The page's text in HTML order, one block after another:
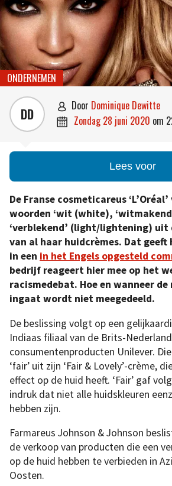
ONDERNEMEN
DD  door Dominique Dewitte
 zondag 28 juni 2020 om
Lees voor
De Franse cosmeticareus
woorden ‘wit (white),
‘verblekend’ (light/lightening) uit
van al haar huidcrèmes. Dat
in een in het Engels opgesteld
bedrijf reageert hier mee op het
racismedebat. Hoe en wanneer
ingaat wordt niet meegedeeld.
De beslissing volgt op een
Indiaas filiaal van de Brits-
consumentenproducten Unilever.
‘fair’ uit zijn ‘Fair & Lovely’-crème,
effect op de huid heeft. ‘Fair’ gaf
indruk dat niet alle huidskleuren
hebben zijn.
Farmareus Johnson & Johnson
de verkoop van producten die een
op de huid hebben te verbieden in
Oosten.